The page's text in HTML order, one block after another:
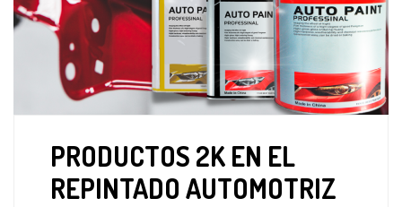
PRODUCTOS 2K EN EL
REPINTADO AUTOMOTRIZ